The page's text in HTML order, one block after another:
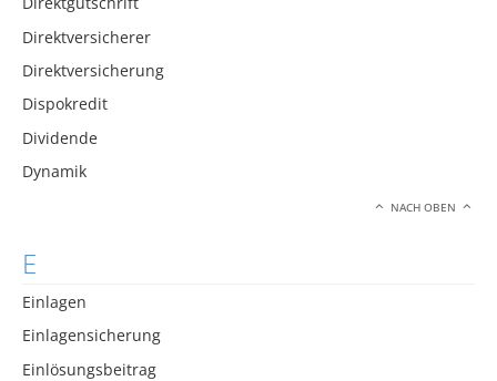
Direktversicherer
Direktversicherung
Dispokredit
Dividende
Dynamik
NACH OBEN
E
Einlagen
Einlagensicherung
Einlösungsbeitrag